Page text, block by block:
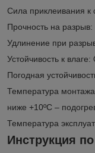
Сила приклеивания к
Прочность на
Удлинение при
Устойчивость к
Погодная
Температура
ниже +10ºС –
Температура
Инструкция